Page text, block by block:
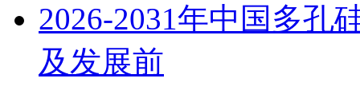
2026-2031年中国多孔
及发展前